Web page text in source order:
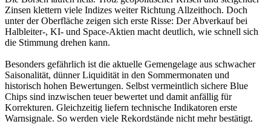
Zinsen klettern viele Indizes weiter Richtung Allzeithoch. Doch
unter der Oberfläche zeigen sich erste Risse: Der Abverkauf bei
Halbleiter-, KI- und Space-Aktien macht deutlich, wie schnell sich
die Stimmung drehen kann.
Besonders gefährlich ist die aktuelle Gemengelage aus schwacher
Saisonalität, dünner Liquidität in den Sommermonaten und
historisch hohen Bewertungen. Selbst vermeintlich sichere Blue
Chips sind inzwischen teuer bewertet und damit anfällig für
Korrekturen. Gleichzeitig liefern technische Indikatoren erste
Warnsignale. So werden viele Rekordstände nicht mehr bestätigt.